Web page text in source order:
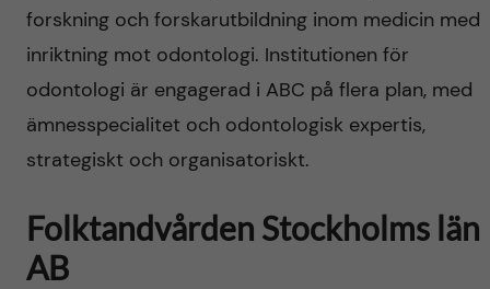
forskning och forskarutbildning inom medicin med
inriktning mot odontologi. Institutionen för
odontologi är engagerad i ABC på flera plan, med
ämnesspecialitet och odontologisk expertis,
strategiskt och organisatoriskt.
Folktandvården Stockholms län
AB